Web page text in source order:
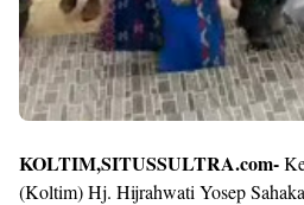
KOLTIM,SITUSSULTRA.com-
(Koltim) Hj. Hijrahwati Yosep